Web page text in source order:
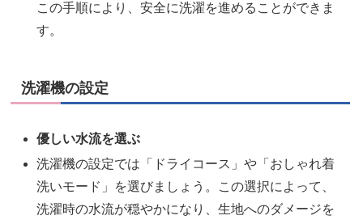
この手順により、安全に洗濯を進めることができま
す。
洗濯機の設定
優しい水流を選ぶ
洗濯機の設定では「ドライコース」や「おしゃれ着
洗いモード」を選びましょう。この選択によって、
洗濯時の水流が穏やかになり、生地へのダメージを